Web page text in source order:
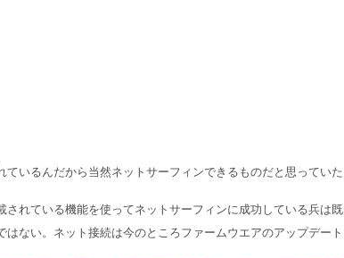
ているんだから当然ネットサーフィンできるものだと思っていた
されている機能を使ってネットサーフィンに成功している兵は
はない。ネット接続は今のところファームウエアのアップデー